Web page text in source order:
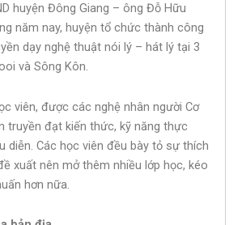
huyện Đông Giang – ông Đỗ Hữu
năm nay, huyện tổ chức thành công
dạy nghệ thuật nói lý – hát lý tại 3
và Sông Kôn.
viên, được các nghệ nhân người Cơ
truyền đạt kiến thức, kỹ năng thực
diễn. Các học viên đều bày tỏ sự thích
xuất nên mở thêm nhiều lớp học, kéo
hơn nữa.